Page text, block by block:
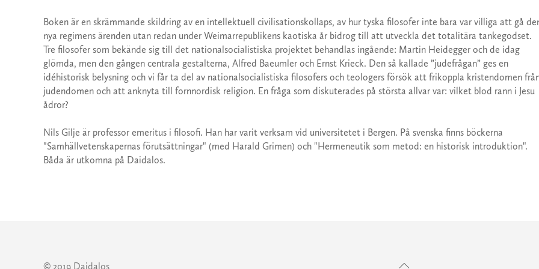
Boken är en skrämmande skildring av en intellektuell civilisationskollaps, av hur tyska filosofer inte bara var villiga att gå
nya regimens ärenden utan redan under Weimarrepublikens kaotiska år bidrog till att utveckla det totalitära tankegodset.
Tre filosofer som bekände sig till det nationalsocialistiska projektet behandlas in­gående: Martin Heidegger och de idag
glömda, men den gången centrala gestalterna, Alfred Baeu­mler och Ernst Krieck. Den så kallade ”judefrågan” ges en
idéhistorisk belysning och vi får ta del av nationalsocialistiska filosofers och teologers försök att frikoppla kristendomen
judendomen och att anknyta till fornnordisk religion. En fråga som diskuterades på största allvar var: vilket blod rann i Jesu
ådror?
Nils Gilje är professor emeritus i filosofi. Han har varit verksam vid universitetet i Bergen. På svenska finns böckerna
"Samhällvetenskapernas förutsättningar" (med Harald Grimen) och "Her­meneutik som metod: en historisk introduktion".
Båda är utkomna på Daidalos.
© 2019 Daidalos